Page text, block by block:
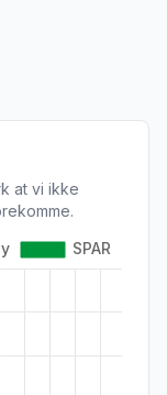
at vi ikke